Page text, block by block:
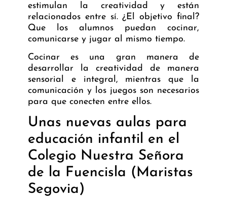
estimulan la creatividad y están
relacionados entre sí. ¿El objetivo final?
Que los alumnos puedan cocinar,
comunicarse y jugar al mismo tiempo.
Cocinar es una gran manera de
desarrollar la creatividad de manera
sensorial e integral, mientras que la
comunicación y los juegos son necesarios
para que conecten entre ellos.
Unas nuevas aulas para
educación infantil en el
Colegio Nuestra Señora
de la Fuencisla (Maristas
Segovia)